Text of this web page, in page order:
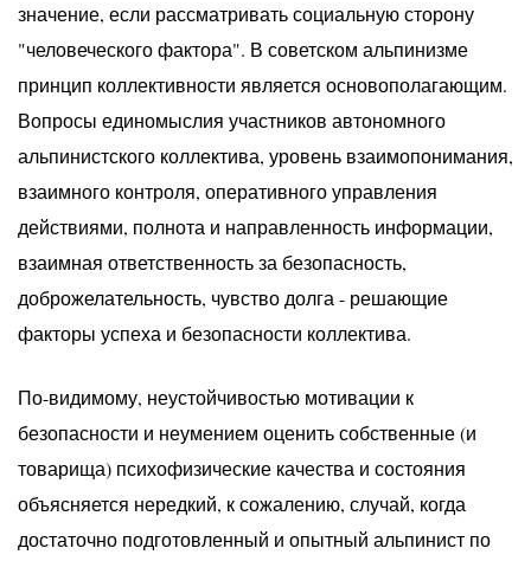
значение, если рассматривать социальную сторону
"человеческого фактора". В советском альпинизме
принцип коллективности является основополагающим.
Вопросы единомыслия участников автономного
альпинистского коллектива, уровень взаимопонимания,
взаимного контроля, оперативного управления
действиями, полнота и направленность информации,
взаимная ответственность за безопасность,
доброжелательность, чувство долга - решающие
факторы успеха и безопасности коллектива.
По-видимому, неустойчивостью мотивации к
безопасности и неумением оценить собственные (и
товарища) психофизические качества и состояния
объясняется нередкий, к сожалению, случай, когда
достаточно подготовленный и опытный альпинист по